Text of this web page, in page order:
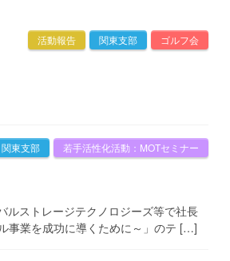
ゴルフ会
関東支部
活動報告
若手活性化活動：MOTセミナー
関東支部
ルストレージテクノロジーズ等で社長
事業を成功に導くために～」のテ […]